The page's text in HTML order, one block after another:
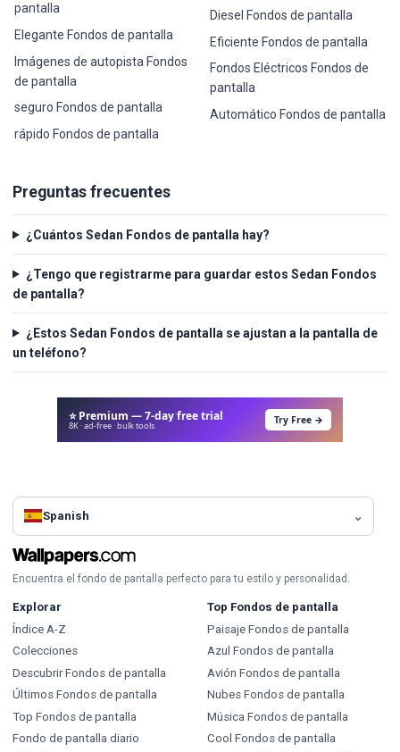
pantalla
Elegante Fondos de pantalla
Imágenes de autopista Fondos
de pantalla
seguro Fondos de pantalla
rápido Fondos de pantalla
Diesel Fondos de pantalla
Eficiente Fondos de pantalla
Fondos Eléctricos Fondos de
pantalla
Automático Fondos de pantalla
Preguntas frecuentes
¿Cuántos Sedan Fondos de pantalla hay?
¿Tengo que registrarme para guardar estos Sedan Fondos
de pantalla?
¿Estos Sedan Fondos de pantalla se ajustan a la pantalla de
un teléfono?
⭐ Premium — 7-day free trial
8K · ad-free · bulk tools Try Free →
Spanish
Encuentra el fondo de pantalla perfecto para tu estilo y personalidad.
Explorar
Índice A-Z
Colecciones
Descubrir Fondos de pantalla
Últimos Fondos de pantalla
Top Fondos de pantalla
Fondo de pantalla diario
Top Fondos de pantalla
Paisaje Fondos de pantalla
Azul Fondos de pantalla
Avión Fondos de pantalla
Nubes Fondos de pantalla
Música Fondos de pantalla
Cool Fondos de pantalla